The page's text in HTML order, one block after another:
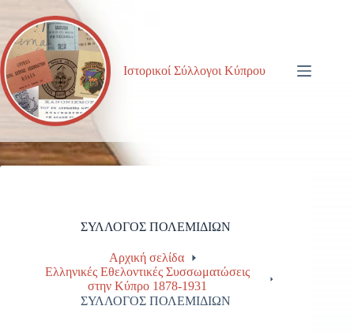
περιεχόμενο
Ιστορικοί Σύλλογοι Κύπρου
ΣΥΛΛΟΓΟΣ ΠΟΛΕΜΙΔΙΩΝ
Αρχική σελίδα
Ελληνικές Εθελοντικές Συσσωματώσεις
στην Κύπρο 1878-1931
ΣΥΛΛΟΓΟΣ ΠΟΛΕΜΙΔΙΩΝ